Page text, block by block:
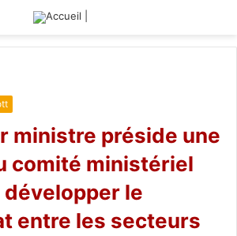
ministre préside une
comité ministériel
développer le
entre les secteurs